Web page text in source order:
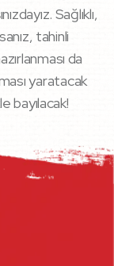
Sağlıklı,
tahinli
da
yaratacak
bayılacak!